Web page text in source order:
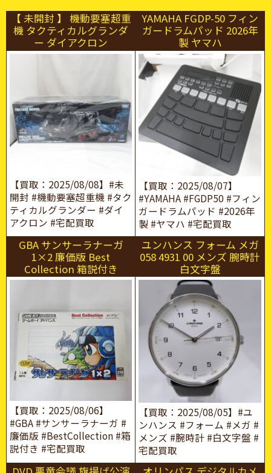
【 未開封 】 機動要塞超重
機 タクティカルグランダ
ー ダイアクロン
【買取：2025/08/08】#未
開封 #機動要塞超重機 #タク
ティカルグランダー #ダイ
アクロン #宅配買取
YAMAHA FGDP-50 フィン
ガードラムパッド 2026年
製 ヤマハ
【買取：2025/08/07】
#YAMAHA #FGDP50 #フィン
ガードラムパッド #2026年
製 #ヤマハ #宅配買取
GBA サンサーラナーガ
1×2 廉価版 Best
Collection 箱説付き
【買取：2025/08/06】
#GBA #サンサーラナーガ #
廉価版 #BestCollection #箱
説付き #宅配買取
ユンハンス フォーム メガ
058 4931 00 メンズ 腕時計
白文字盤
【買取：2025/08/05】#ユ
ンハンス #フォーム #メガ #
メンズ #腕時計 #白文字盤 #
宅配買取